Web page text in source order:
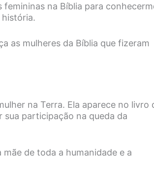
femininas na Bíblia para
as mulheres da Bíblia que fizeram
na Terra. Ela aparece no livro
sua participação na queda da
de toda a humanidade e a